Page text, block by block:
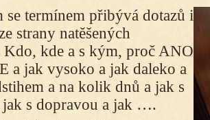
se termínem přibývá dotazů i
strany natěšených
Kdo, kde a s kým, proč ANO
a jak vysoko a jak daleko a
a na kolik dnů a jak s
jak s dopravou a jak ….